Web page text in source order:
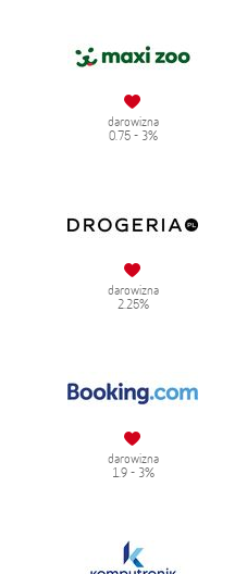
darowizna
0.75 - 3%
darowizna
2.25%
darowizna
1.9 - 3%